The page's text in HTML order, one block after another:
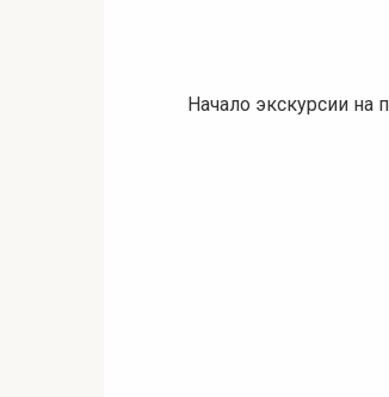
Начало экскурсии на